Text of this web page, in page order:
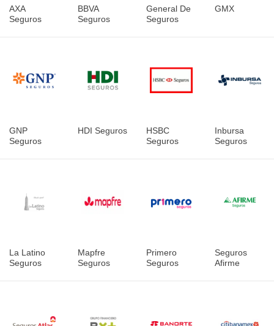
AXA
Seguros
BBVA
Seguros
General De
Seguros
GMX
GNP
Seguros
HDI Seguros
HSBC
Seguros
Inbursa
Seguros
La Latino
Seguros
Mapfre
Seguros
Primero
Seguros
Seguros
Afirme